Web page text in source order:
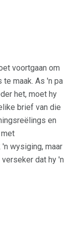
voortgaan om
maak. As 'n pa
het, moet hy
brief van die
en
wysiging, maar
dat hy 'n